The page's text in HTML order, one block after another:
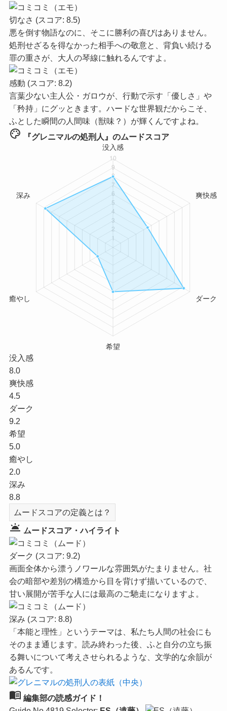
切なさ (スコア: 8.5)
悪を倒す物語なのに、そこに勝利の喜びはありません。
処刑せざるを得なかった相手への敬意と、背負い続ける
罪の重さが、大人の琴線に触れるんですよ。
感動 (スコア: 8.2)
言葉少ない主人公・ガロウが、行動で示す「優しさ」や
「矜持」にグッときます。ハードな世界観だからこそ、
ふとした瞬間の人間味（獣味？）が輝くんですよね。
palette 『グレニマルの処刑人』のムードスコア
没入感
8.0
爽快感
4.5
ダーク
9.2
希望
5.0
癒やし
2.0
深み
8.8
ムードスコアの定義とは？
wb_twilight ムードスコア・ハイライト
ダーク (スコア: 9.2)
画面全体から漂うノワールな雰囲気がたまりません。社
会の暗部や差別の構造から目を背けず描いているので、
甘い展開が苦手な人には最高のご馳走になりますよ。
深み (スコア: 8.8)
「本能と理性」というテーマは、私たち人間の社会にも
そのまま通じます。読み終わった後、ふと自分の立ち振
る舞いについて考えさせられるような、文学的な余韻が
あるんです。
menu_book 編集部の読感ガイド！